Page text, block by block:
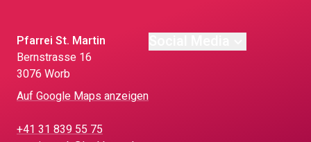
Pfarrei St. Martin
Bernstrasse 16
3076 Worb
Auf Google Maps anzeigen
+41 31 839 55 75